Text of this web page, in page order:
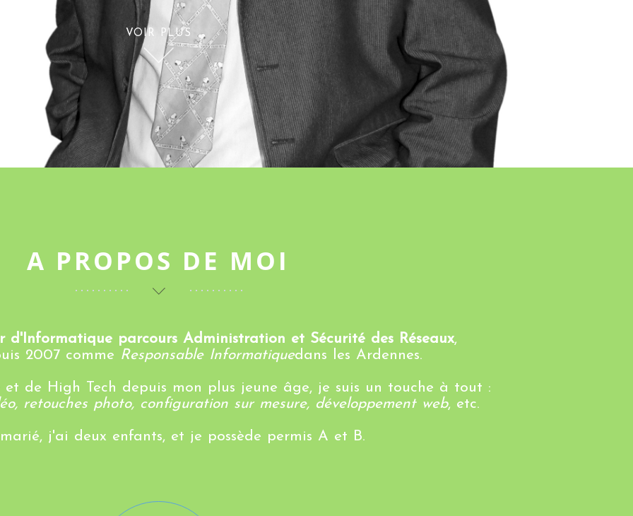
VOIR PLUS
A PROPOS DE MOI
d'Informatique parcours Administration et Sécurité des Réseaux,
2007 comme Responsable Informatiquedans les Ardennes.
et de High Tech depuis mon plus jeune âge, je suis un touche à tout :
retouches photo, configuration sur mesure, développement web, etc.
marié, j'ai deux enfants, et je possède permis A et B.